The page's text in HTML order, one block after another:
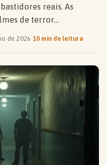
reais. As
de terror…
de 2026·10 min de leitura